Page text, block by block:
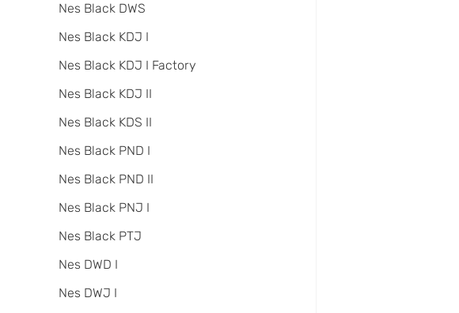
Nes Black DWS
Nes Black KDJ I
Nes Black KDJ I Factory
Nes Black KDJ II
Nes Black KDS II
Nes Black PND I
Nes Black PND II
Nes Black PNJ I
Nes Black PTJ
Nes DWD I
Nes DWJ I